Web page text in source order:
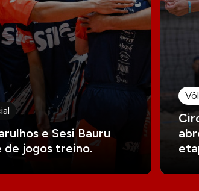
e Sesi Bauru
de jogos treino.